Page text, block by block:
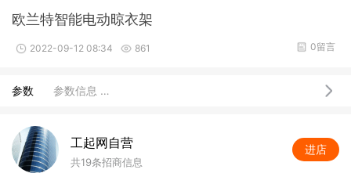
欧兰特智能电动晾衣架
2022-09-12 08:34 861 0留言
参数 参数信息 …
工起网自营
共19条招商信息
进店